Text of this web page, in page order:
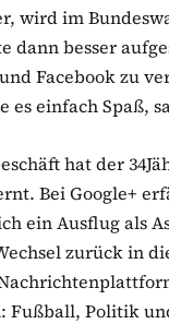
wird im
dann besser
Facebook zu
es einfach Spaß,
hat der
Bei Google+
ein Ausflug als
zurück in
Fußball, Politik